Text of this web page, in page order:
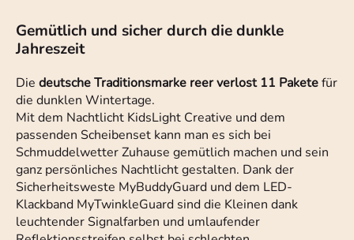
Gemütlich und sicher durch die dunkle
Jahreszeit
Die deutsche Traditionsmarke reer verlost 11 Paketefür
die dunklen Wintertage.
Mit dem Nachtlicht KidsLight Creative und dem
passenden Scheibenset kann man es sich bei
Schmuddelwetter Zuhause gemütlich machen und sein
ganz persönliches Nachtlicht gestalten. Dank der
Sicherheitsweste MyBuddyGuard und dem LED-
Klackband MyTwinkleGuard sind die Kleinen dank
leuchtender Signalfarben und umlaufender